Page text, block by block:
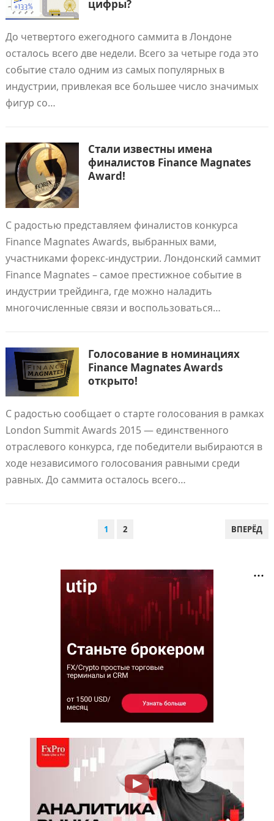
цифры?
До четвертого ежегодного саммита в Лондоне
осталось всего две недели. Всего за четыре года это
событие стало одним из самых популярных в
индустрии, привлекая все большее число значимых
фигур со…
Стали известны имена
финалистов Finance Magnates
Award!
С радостью представляем финалистов конкурса
Finance Magnates Awards, выбранных вами,
участниками форекс-индустрии. Лондонский саммит
Finance Magnates – самое престижное событие в
индустрии трейдинга, где можно наладить
многочисленные связи и воспользоваться…
Голосование в номинациях
Finance Magnates Awards
открыто!
С радостью сообщает о старте голосования в рамках
London Summit Awards 2015 — единственного
отраслевого конкурса, где победители выбираются в
ходе независимого голосования равными среди
равных. До саммита осталось всего…
1 2 ВПЕРЁД